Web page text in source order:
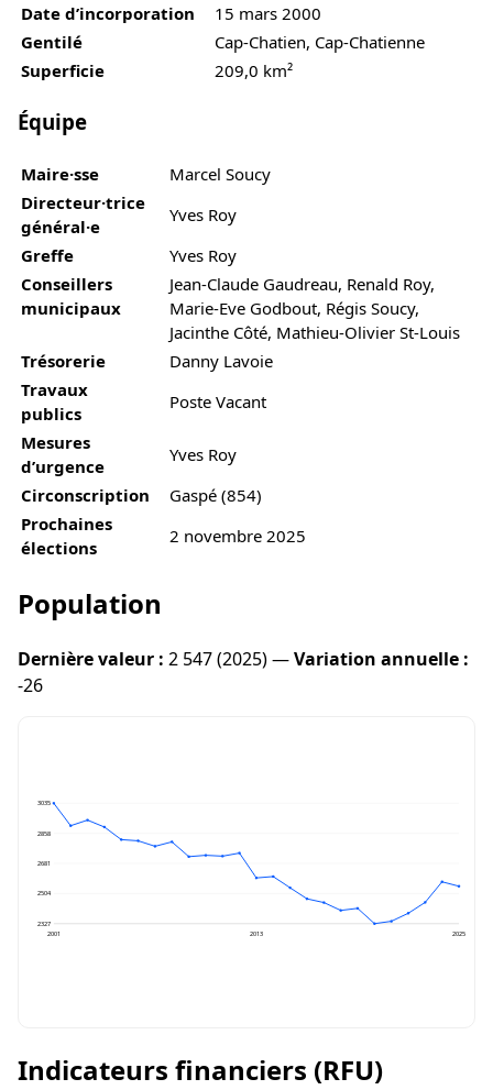
Date d’incorporation
15 mars 2000
Gentilé
Cap-Chatien, Cap-Chatienne
Superficie
209,0 km²
Équipe
Maire·sse
Marcel Soucy
Directeur·trice
général·e
Yves Roy
Greffe
Yves Roy
Conseillers
municipaux
Jean-Claude Gaudreau, Renald Roy,
Marie-Eve Godbout, Régis Soucy,
Jacinthe Côté, Mathieu-Olivier St-Louis
Trésorerie
Danny Lavoie
Travaux
publics
Poste Vacant
Mesures
d’urgence
Yves Roy
Circonscription
Gaspé (854)
Prochaines
élections
2 novembre 2025
Population
Dernière valeur : 2 547 (2025) —Variation annuelle :
-26
3035
2858
2681
2504
2327
2001
2013 2025
Indicateurs financiers (RFU)